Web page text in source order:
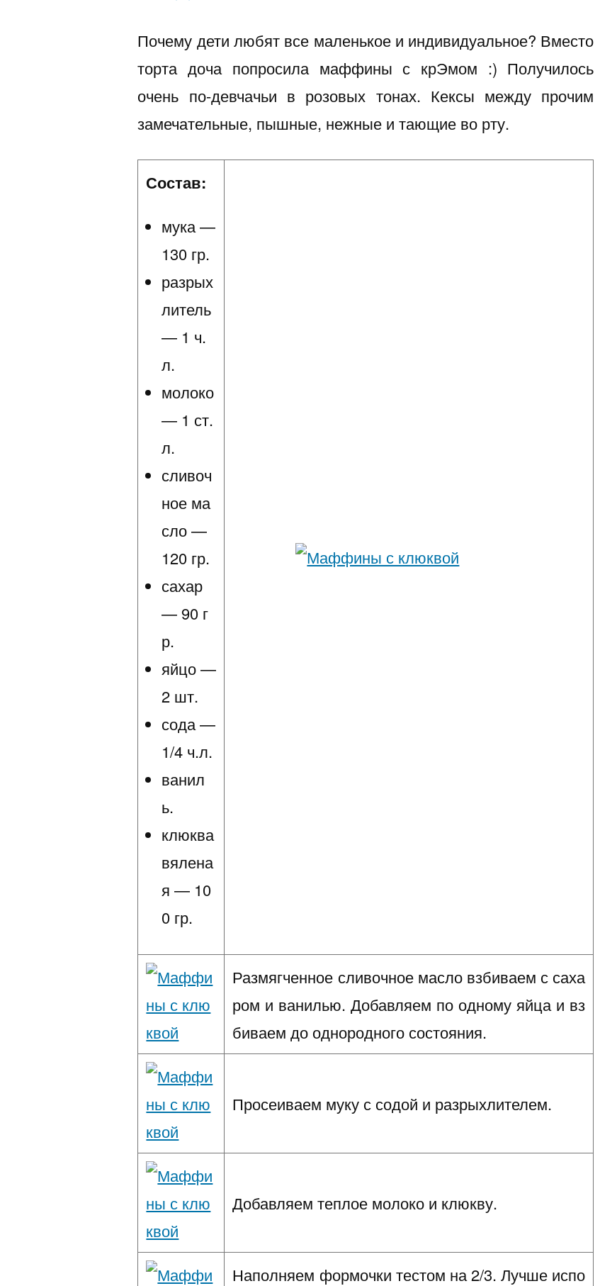
Почему дети любят все маленькое и индивидуальное? Вместо
торта доча попросила маффины с крЭмом :) Получилось
очень по-девчачьи в розовых тонах. Кексы между прочим
замечательные, пышные, нежные и тающие во рту.
Состав:
мука —
130 гр.
разрых
литель
— 1 ч.
л.
молоко
— 1 ст.
л.
сливоч
ное ма
сло —
120 гр.
сахар
— 90 г
р.
яйцо —
2 шт.
сода —
1/4 ч.л.
ванил
ь.
клюква
вялена
я — 10
0 гр.
Размягченное сливочное масло взбиваем с саха
ром и ванилью. Добавляем по одному яйца и вз
биваем до однородного состояния.
Просеиваем муку с содой и разрыхлителем.
Добавляем теплое молоко и клюкву.
Наполняем формочки тестом на 2/3. Лучше испо